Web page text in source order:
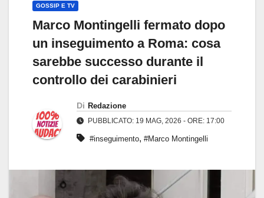
GOSSIP E TV
Marco Montingelli fermato dopo
un inseguimento a Roma: cosa
sarebbe successo durante il
controllo dei carabinieri
Di Redazione
PUBBLICATO: 19 MAG, 2026 - ORE: 17:00
#inseguimento, #Marco Montingelli